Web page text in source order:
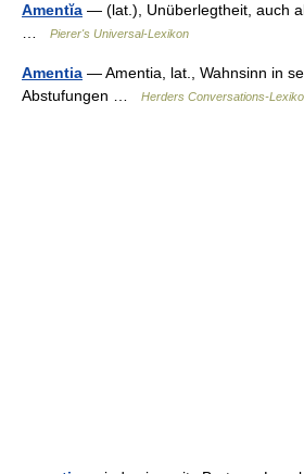
Amentĭa — (lat.), Unüberlegtheit, auch
Pierer's Universal-Lexikon
Amentia — Amentia, lat., Wahnsinn in
Abstufungen …
Herders Conversations-